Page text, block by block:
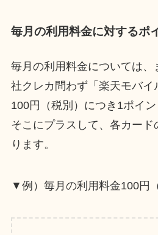
毎月の利用料金に対するポ
毎月の利用料金については、
社クレカ問わず「楽天モバイ
100円（税別）につき1ポイン
そこにプラスして、各カード
ります。
▼例）毎月の利用料金100円